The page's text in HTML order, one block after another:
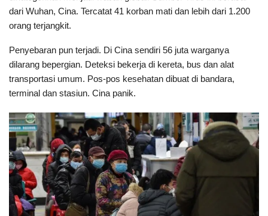
dari Wuhan, Cina. Tercatat 41 korban mati dan lebih dari 1.200
orang terjangkit.
Penyebaran pun terjadi. Di Cina sendiri 56 juta warganya
dilarang bepergian. Deteksi bekerja di kereta, bus dan alat
transportasi umum. Pos-pos kesehatan dibuat di bandara,
terminal dan stasiun. Cina panik.